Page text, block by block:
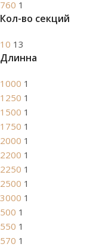
760 1
Кол-во секций
10 13
Длинна
1000 1
1250 1
1500 1
1750 1
2000 1
2200 1
2250 1
2500 1
3000 1
500 1
550 1
570 1